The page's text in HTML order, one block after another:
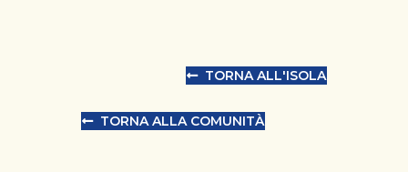
TORNA ALL'ISOLA
TORNA ALLA COMUNITÀ